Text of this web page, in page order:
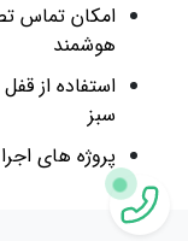
امکان تماس
هوشمند
سبز
پروژه های